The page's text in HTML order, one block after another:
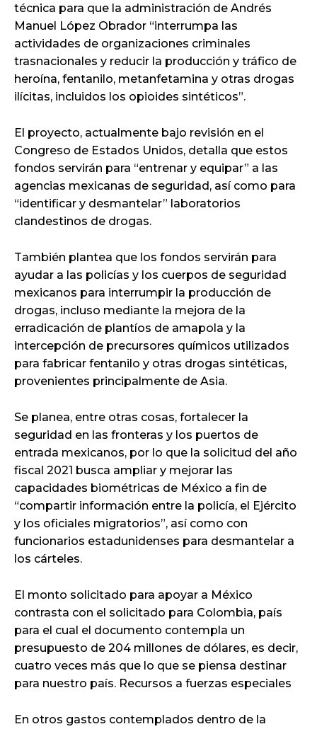
técnica para que la administración de Andrés
Manuel López Obrador “interrumpa las
actividades de organizaciones criminales
trasnacionales y reducir la producción y tráfico de
heroína, fentanilo, metanfetamina y otras drogas
ilícitas, incluidos los opioides sintéticos”.
El proyecto, actualmente bajo revisión en el
Congreso de Estados Unidos, detalla que estos
fondos servirán para “entrenar y equipar” a las
agencias mexicanas de seguridad, así como para
“identificar y desmantelar” laboratorios
clandestinos de drogas.
También plantea que los fondos servirán para
ayudar a las policías y los cuerpos de seguridad
mexicanos para interrumpir la producción de
drogas, incluso mediante la mejora de la
erradicación de plantíos de amapola y la
intercepción de precursores químicos utilizados
para fabricar fentanilo y otras drogas sintéticas,
provenientes principalmente de Asia.
Se planea, entre otras cosas, fortalecer la
seguridad en las fronteras y los puertos de
entrada mexicanos, por lo que la solicitud del año
fiscal 2021 busca ampliar y mejorar las
capacidades biométricas de México a fin de
“compartir información entre la policía, el Ejército
y los oficiales migratorios”, así como con
funcionarios estadunidenses para desmantelar a
los cárteles.
El monto solicitado para apoyar a México
contrasta con el solicitado para Colombia, país
para el cual el documento contempla un
presupuesto de 204 millones de dólares, es decir,
cuatro veces más que lo que se piensa destinar
para nuestro país. Recursos a fuerzas especiales
En otros gastos contemplados dentro de la